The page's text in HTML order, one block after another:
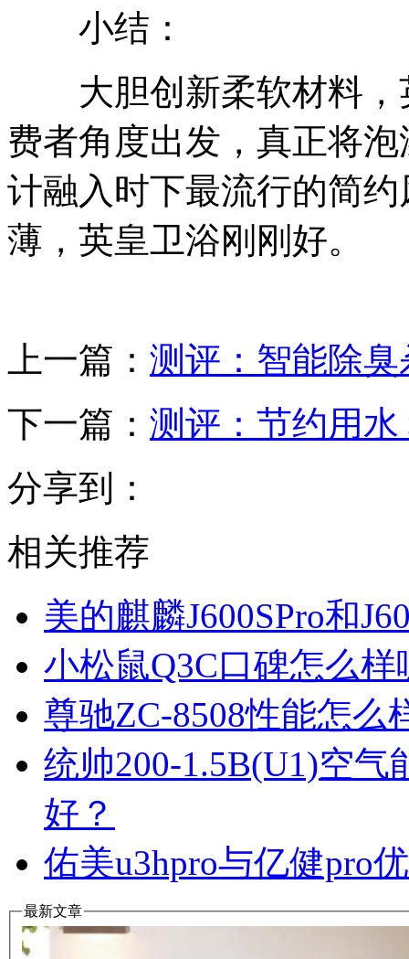
小结：
大胆创新柔软材料，
费者角度出发，真正将
计融入时下最流行的简
薄，英皇卫浴刚刚好。
上一篇： 测评：智能除
下一篇： 测评：节约用
分享到：
相关推荐
美的麒麟J600SPro和
小松鼠Q3C口碑怎么
尊驰ZC-8508性能怎么
统帅200-1.5B(U1)空
好？
佑美u3hpro与亿健pro
最新文章